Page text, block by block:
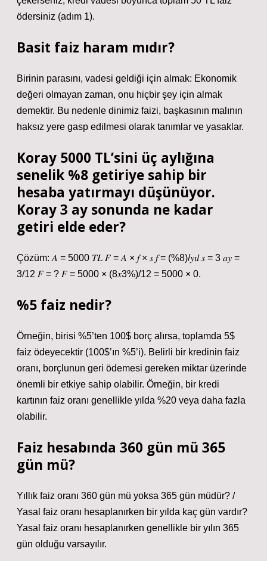
ödersiniz (adım 1).
Basit faiz haram mıdır?
Birinin parasını, vadesi geldiği için almak: Ekonomik
değeri olmayan zaman, onu hiçbir şey için almak
demektir. Bu nedenle dinimiz faizi, başkasının malının
haksız yere gasp edilmesi olarak tanımlar ve yasaklar.
Koray 5000 TL’sini üç aylığına
senelik %8 getiriye sahip bir
hesaba yatırmayı düşünüyor.
Koray 3 ay sonunda ne kadar
getiri elde eder?
Çözüm: 𝐴 = 5000 𝑇𝐿 𝐹 = 𝐴 × 𝑓 × 𝑠 𝑓 = (%8)/𝑦𝚤𝑙 𝑠 = 3 𝑎𝑦 =
3/12 𝐹 = ? 𝐹 = 5000 × (8𝑥3%)/12 = 5000 × 0.
%5 faiz nedir?
Örneğin, birisi %5’ten 100$ borç alırsa, toplamda 5$
faiz ödeyecektir (100$’ın %5’i). Belirli bir kredinin faiz
oranı, borçlunun geri ödemesi gereken miktar üzerinde
önemli bir etkiye sahip olabilir. Örneğin, bir kredi
kartının faiz oranı genellikle yılda %20 veya daha fazla
olabilir.
Faiz hesabında 360 gün mü 365
gün mü?
Yıllık faiz oranı 360 gün mü yoksa 365 gün müdür? /
Yasal faiz oranı hesaplanırken bir yılda kaç gün vardır?
Yasal faiz oranı hesaplanırken genellikle bir yılın 365
gün olduğu varsayılır.